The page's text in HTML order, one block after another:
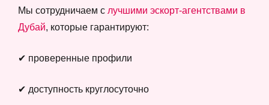
Мы сотрудничаем с лучшими эскорт-агентствами в
Дубай, которые гарантируют:
✔ проверенные профили
✔ доступность круглосуточно